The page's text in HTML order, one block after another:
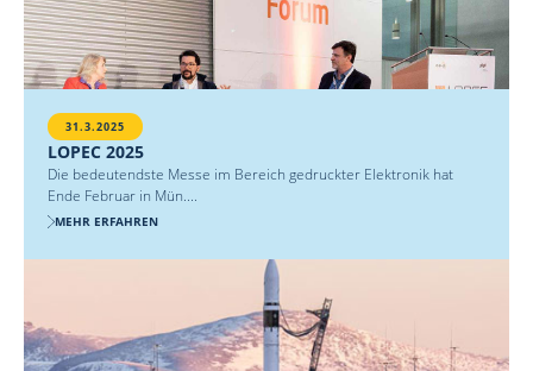
31.3.2025
LOPEC 2025
Die bedeutendste Messe im Bereich gedruckter Elektronik hat
Ende Februar in Mün....
MEHR ERFAHREN